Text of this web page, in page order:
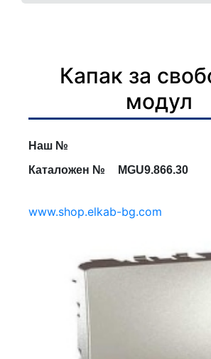
Капак за
модул
Наш №
Каталожен №
MGU9.866.30
www.shop.elkab-bg.com